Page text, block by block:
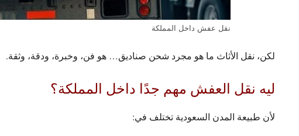
نقل عفش داخل المملكة
لكن، نقل الأثاث ما هو مجرد شحن صناديق… هو فن، وخبرة، ودقة، وثقة.
ليه نقل العفش مهم جدًا داخل المملكة؟
لأن طبيعة المدن السعودية تختلف في: